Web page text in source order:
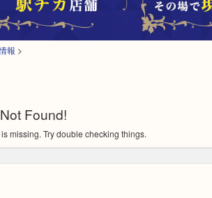
報 >
Found!
missing. Try double checking things.